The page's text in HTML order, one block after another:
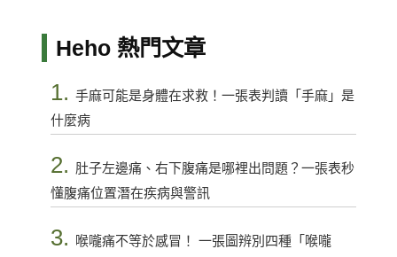
Heho 熱門文章
1. 手麻可能是身體在求救！一張表判讀「手麻」是
什麼病
2. 肚子左邊痛、右下腹痛是哪裡出問題？一張表秒
懂腹痛位置潛在疾病與警訊
3.
喉嚨痛不等於感冒！ 一張圖辨別四種「喉嚨